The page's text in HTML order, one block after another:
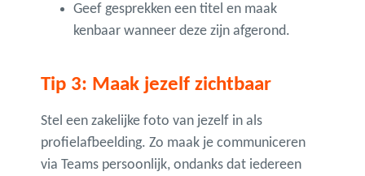
Geef gesprekken een titel en maak
kenbaar wanneer deze zijn afgerond.
Tip 3: Maak jezelf zichtbaar
Stel een zakelijke foto van jezelf in als
profielafbeelding. Zo maak je communiceren
via Teams persoonlijk, ondanks dat iedereen